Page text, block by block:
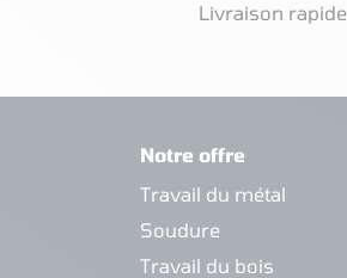
Livraison rapide
Notre offre
Travail du métal
Soudure
Travail du bois